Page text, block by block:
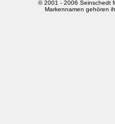
© 2001 - 2006 Seinschedt
Markennamen gehören